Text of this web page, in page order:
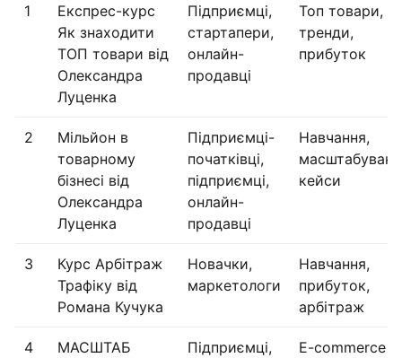
1
Експрес-курс
Як знаходити
ТОП товари від
Олександра
Луценка
Підприємці,
стартапери,
онлайн-
продавці
Топ товари,
тренди,
прибуток
2
Мільйон в
товарному
бізнесі від
Олександра
Луценка
Підприємці-
початківці,
підприємці,
онлайн-
продавці
Навчання,
кейси
3
Курс Арбітраж
Трафіку від
Романа Кучука
Новачки,
маркетологи
Навчання,
прибуток,
арбітраж
4
МАСШТАБ
Підприємці,
E-commerce